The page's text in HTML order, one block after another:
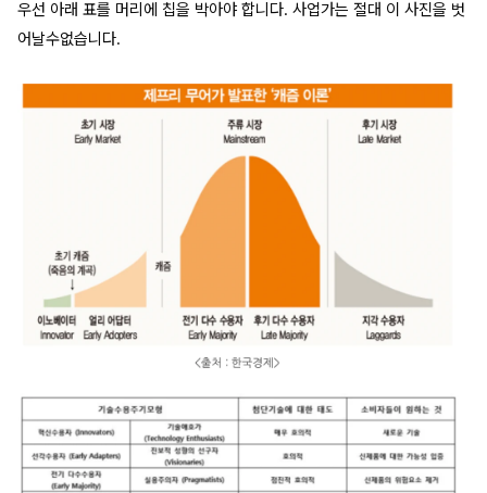
우선 아래 표를 머리에 칩을 박아야 합니다. 사업가는 절대 이 사진을 벗
어날수없습니다.